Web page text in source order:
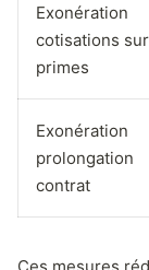
Exonération
cotisations sur
primes
Exonération
prolongation
contrat